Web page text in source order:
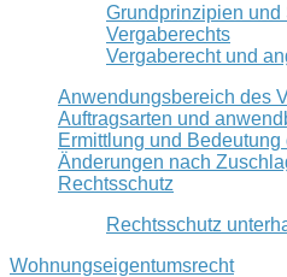
Grundprinzipien und
Vergaberechts
Vergaberecht und
Anwendungsbereich des
Auftragsarten und
Ermittlung und
Änderungen nach
Rechtsschutz
Rechtsschutz
Wohnungseigentumsrecht